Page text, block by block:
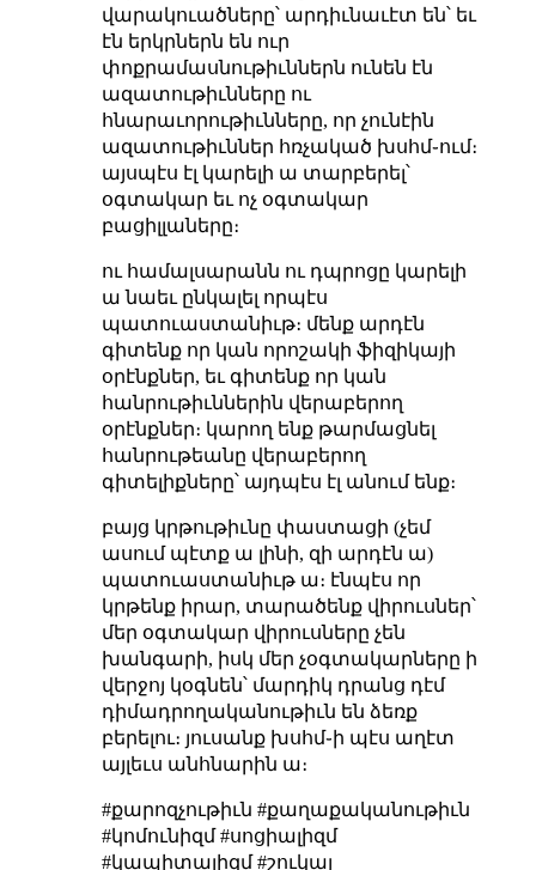
վարակուածները՝ արդիւնաւէտ են՝ եւ
էն երկրներն են ուր
փոքրամասնութիւններն ունեն էն
ազատութիւնները ու
հնարաւորութիւնները, որ չունէին
ազատութիւններ հռչակած խսհմ֊ում։
այսպէս էլ կարելի ա տարբերել՝
օգտակար եւ ոչ օգտակար
բացիլլաները։
ու համալսարանն ու դպրոցը կարելի
ա նաեւ ընկալել որպէս
պատուաստանիւթ։ մենք արդէն
գիտենք որ կան որոշակի ֆիզիկայի
օրէնքներ, եւ գիտենք որ կան
հանրութիւններին վերաբերող
օրէնքներ։ կարող ենք թարմացնել
հանրութեանը վերաբերող
գիտելիքները՝ այդպէս էլ անում ենք։
բայց կրթութիւնը փաստացի (չեմ
ասում պէտք ա լինի, զի արդէն ա)
պատուաստանիւթ ա։ էնպէս որ
կրթենք իրար, տարածենք վիրուսներ՝
մեր օգտակար վիրուսները չեն
խանգարի, իսկ մեր չօգտակարները ի
վերջոյ կօգնեն՝ մարդիկ դրանց դէմ
դիմադրողականութիւն են ձեռք
բերելու։ յուսանք խսհմ֊ի պէս աղէտ
այլեւս անհնարին ա։
#քարոզչութիւն #քաղաքականութիւն
#կոմունիզմ #սոցիալիզմ
#կապիտալիզմ #շուկայ